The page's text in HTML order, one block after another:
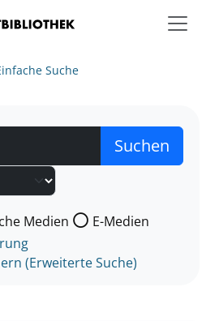
Suche
nach der Sie suchen wollen.
Medien
E-Medien
(Erweiterte Suche)